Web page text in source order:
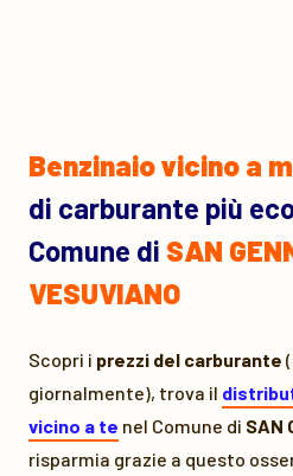
Benzinaio vicino a
di carburante più
Comune di SAN
VESUVIANO
Scopri i prezzi del carburante
giornalmente), trova il
vicino a te nel Comune di SAN
risparmia grazie a questo